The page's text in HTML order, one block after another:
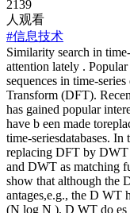
2139
人观看
#信息技术
Similarity search in
attention lately .
sequences in time-
Transform (DFT).
has gained popular
have b een made
time-seriesdatabases.
replacing DFT by DWT
and DWT as matching
show that although the
antages,e.g., the D WT
(N log N ), D WT do es